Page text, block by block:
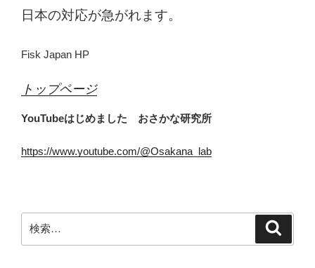
日本の対応が急がれます。
Fisk Japan HP
トップページ
YouTubeはじめました おさかな研究所
https://www.youtube.com/@Osakana_lab
検
索: